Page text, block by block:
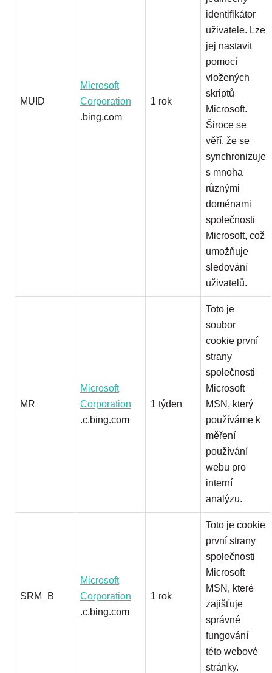
MUID
Microsoft
Corporation
.bing.com
1 rok
identifikátor
uživatele. Lze
jej nastavit
pomocí
vložených
skriptů
Microsoft.
Široce se
věří, že se
synchronizuje
s mnoha
různými
doménami
společnosti
Microsoft, což
umožňuje
sledování
uživatelů.
MR
Microsoft
Corporation
.c.bing.com
1 týden
Toto je
soubor
cookie první
strany
společnosti
Microsoft
MSN, který
používáme k
měření
používání
webu pro
interní
analýzu.
SRM_B
Microsoft
Corporation
.c.bing.com
1 rok
Toto je cookie
první strany
společnosti
Microsoft
MSN, které
zajišťuje
správné
fungování
této webové
stránky.
koncový
uživatel
používá web,
a jakoukoli
reklamu,
kterou
koncový
uživatel mohl
vidět před
návštěvou
uvedeného
webu.